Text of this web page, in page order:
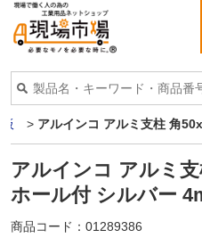
> アルインコ アルミ支柱 角
アルインコ アルミ
ホール付 シルバー
商品コード： 01289386